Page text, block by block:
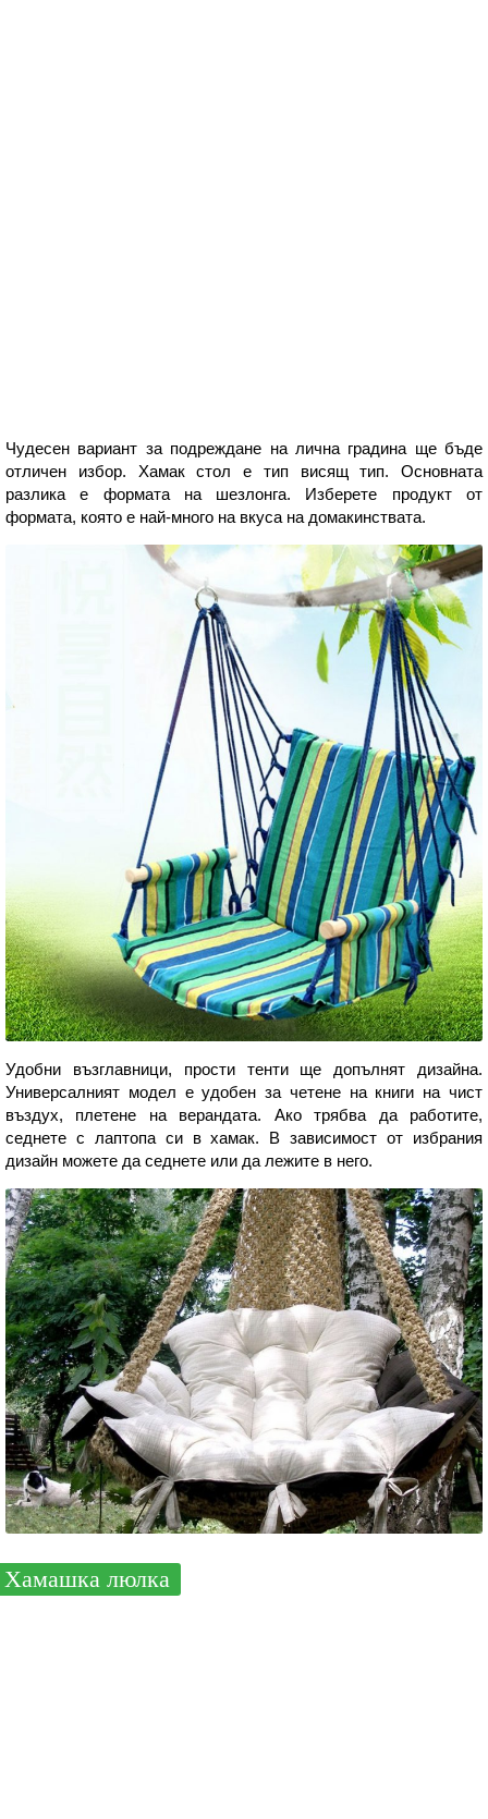
Чудесен вариант за подреждане на лична градина ще бъде
отличен избор. Хамак стол е тип висящ тип. Основната
разлика е формата на шезлонга. Изберете продукт от
формата, която е най-много на вкуса на домакинствата.
Удобни възглавници, прости тенти ще допълнят дизайна.
Универсалният модел е удобен за четене на книги на чист
въздух, плетене на верандата. Ако трябва да работите,
седнете с лаптопа си в хамак. В зависимост от избрания
дизайн можете да седнете или да лежите в него.
Хамашка люлка